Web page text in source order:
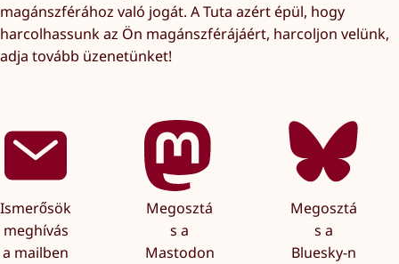
magánszférához való jogát. A Tuta azért épül, hogy
harcolhassunk az Ön magánszférájáért, harcoljon velünk,
adja tovább üzenetünket!
Ismerősök
meghívás
a mailben
Megosztá
s a
Mastodon
Megosztá
s a
Bluesky-n